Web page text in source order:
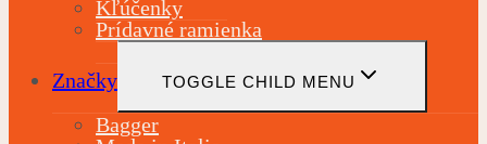
Kľúčenky
Prídavné ramienka
Značky TOGGLE CHILD MENU
Bagger